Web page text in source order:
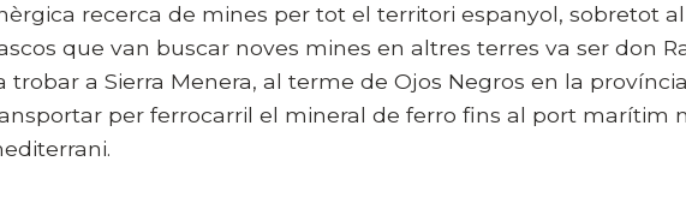
recerca de mines per tot el territori espanyol, sobretot
que van buscar noves mines en altres terres va ser don
trobar a Sierra Menera, al terme de Ojos Negros en la
per ferrocarril el mineral de ferro fins al port marítim